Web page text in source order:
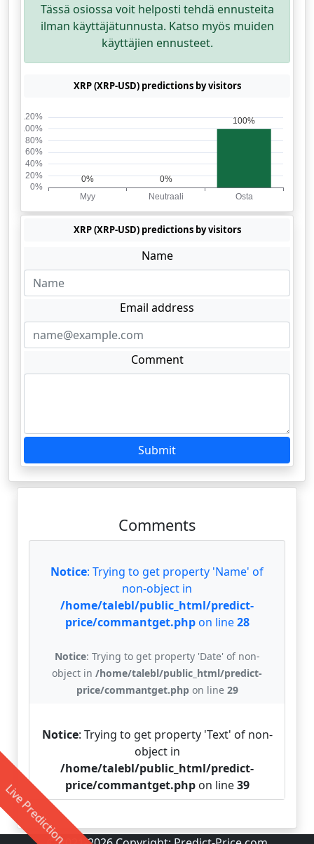
Tässä osiossa voit helposti tehdä ennusteita
ilman käyttäjätunnusta. Katso myös muiden
käyttäjien ennusteet.
XRP (XRP-USD) predictions by visitors
XRP (XRP-USD) predictions by visitors
Name
Email address
Comment
Submit
Comments
Notice: Trying to get property 'Name' of
non-object in
/home/talebl/public_html/predict-
price/commantget.phpon line28
Notice: Trying to get property 'Date' of non-
object in /home/talebl/public_html/predict-
price/commantget.phpon line 29
Notice: Trying to get property 'Text' of non-
object in
/home/talebl/public_html/predict-
price/commantget.phpon line39
Live Prediction